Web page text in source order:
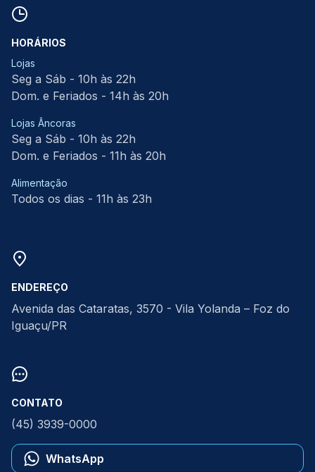
HORÁRIOS
Lojas
Seg a Sáb - 10h às 22h
Dom. e Feriados - 14h às 20h
Lojas Âncoras
Seg a Sáb - 10h às 22h
Dom. e Feriados - 11h às 20h
Alimentação
Todos os dias - 11h às 23h
ENDEREÇO
Avenida das Cataratas, 3570 - Vila Yolanda – Foz do
Iguaçu/PR
CONTATO
(45) 3939-0000
WhatsApp